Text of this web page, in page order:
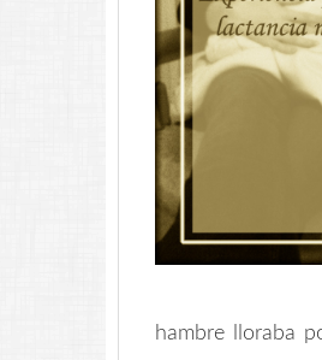
hambre lloraba